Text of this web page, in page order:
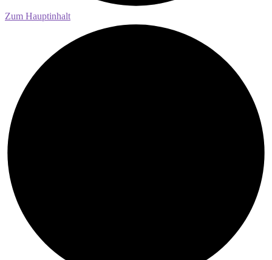
Zum Hauptinhalt